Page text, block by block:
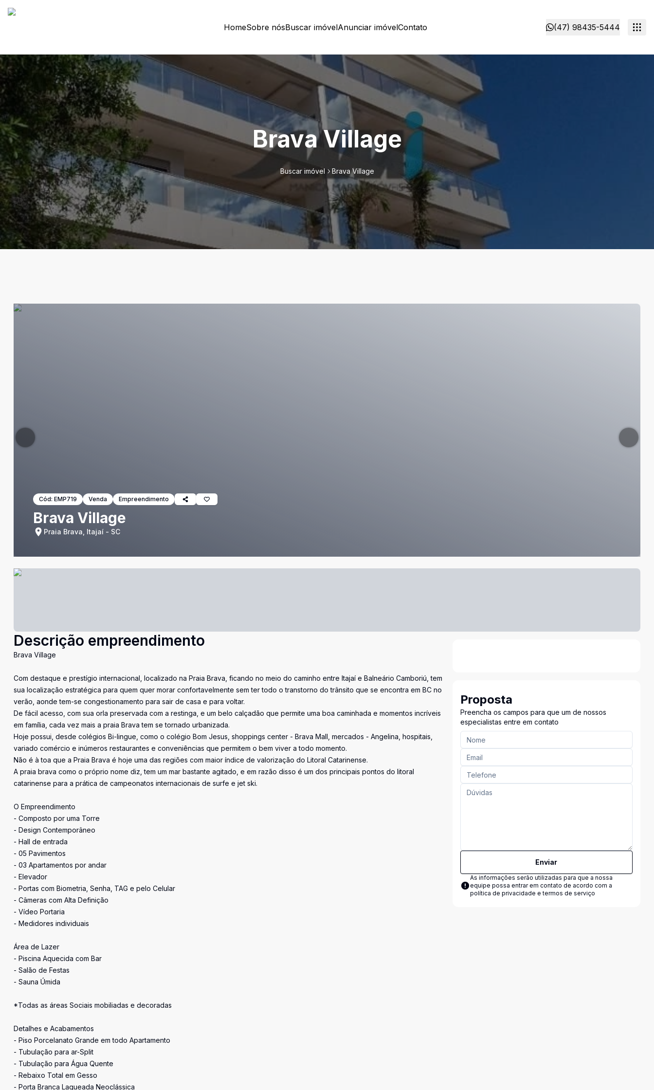
HomeSobre nósBuscar imóvelAnunciar imóvelContato (47) 98435-5444
Brava Village
Buscar imóvel Brava Village
Cód: EMP719 Venda Empreendimento
Brava Village
Praia Brava, Itajaí - SC
Descrição empreendimento
Brava Village
Com destaque e prestígio internacional, localizado na Praia Brava, ficando no meio do caminho entre Itajaí e Balneário Camboriú, tem
sua localização estratégica para quem quer morar confortavelmente sem ter todo o transtorno do trânsito que se encontra em BC no
verão, aonde tem-se congestionamento para sair de casa e para voltar.
De fácil acesso, com sua orla preservada com a restinga, e um belo calçadão que permite uma boa caminhada e momentos incríveis
em família, cada vez mais a praia Brava tem se tornado urbanizada.
Hoje possui, desde colégios Bi-lingue, como o colégio Bom Jesus, shoppings center - Brava Mall, mercados - Angelina, hospitais,
variado comércio e inúmeros restaurantes e conveniências que permitem o bem viver a todo momento.
Não é à toa que a Praia Brava é hoje uma das regiões com maior índice de valorização do Litoral Catarinense.
A praia brava como o próprio nome diz, tem um mar bastante agitado, e em razão disso é um dos principais pontos do litoral
catarinense para a prática de campeonatos internacionais de surfe e jet ski.
O Empreendimento
- Composto por uma Torre
- Design Contemporâneo
- Hall de entrada
- 05 Pavimentos
- 03 Apartamentos por andar
- Elevador
- Portas com Biometria, Senha, TAG e pelo Celular
- Câmeras com Alta Definição
- Vídeo Portaria
- Medidores individuais
Área de Lazer
- Piscina Aquecida com Bar
- Salão de Festas
- Sauna Úmida
*Todas as áreas Sociais mobiliadas e decoradas
Detalhes e Acabamentos
- Piso Porcelanato Grande em todo Apartamento
- Tubulação para ar-Split
- Tubulação para Água Quente
- Rebaixo Total em Gesso
- Porta Branca Laqueada Neoclássica
Proposta
Preencha os campos para que um de nossos
especialistas entre em contato
Enviar
As informações serão utilizadas para que a nossa
equipe possa entrar em contato de acordo com a
política de privacidade e termos de serviço